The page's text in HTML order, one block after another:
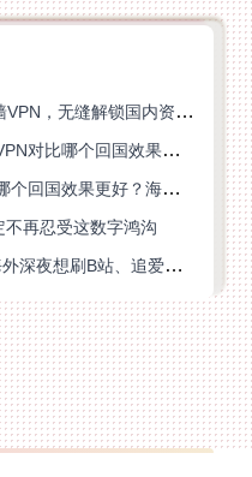
海外党必看：如何选对回国翻墙VPN，无缝解锁国内资源？
ChickCN VPN好用吗？和海牛VPN对比哪个回国效果更好？
ChickCN VPN和当归VPN对比哪个回国效果更好？海外党亲测后选了它
再忍受这数字鸿沟
Quickback和巨鲸好用吗？在海外深夜想刷B站、追爱奇艺的你，或许正需要这份答案